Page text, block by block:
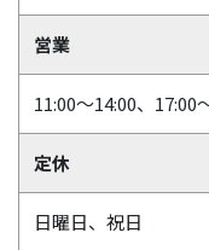
営業
11:00～14:00、17:00
定休
日曜日、祝日